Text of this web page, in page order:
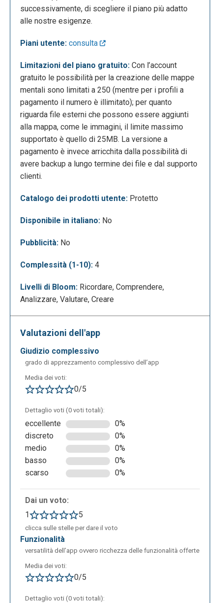
Accedendo, invece, alla propria sezione personale, il
sito ci mostrerà la pagina seguente, nella quale
potremo creare le nostre mappe mentali a partire da
una pagina vuota oppure seguendo dei template già
presenti.
template tra cui scegliere:
successivamente, di scegliere il piano più adatto
alle nostre esigenze.
Piani utente: consulta
Limitazioni del piano gratuito: Con l’account
gratuito le possibilità per la creazione delle mappe
mentali sono limitati a 250 (mentre per i profili a
pagamento il numero è illimitato); per quanto
riguarda file esterni che possono essere aggiunti
alla mappa, come le immagini, il limite massimo
supportato è quello di 25MB. La versione a
pagamento è invece arricchita dalla possibilità di
avere backup a lungo termine dei file e dal supporto
clienti.
Catalogo dei prodotti utente: Protetto
Disponibile in italiano: No
Pubblicità: No
Complessità (1-10): 4
Livelli di Bloom: Ricordare, Comprendere,
Analizzare, Valutare, Creare
Valutazioni dell'app
giudizio complessivo
grado di apprezzamento complessivo dell’app
Media dei voti:
0/5
Dettaglio voti (0 voti totali):
eccellente
0%
discreto
0%
medio
0%
basso
0%
scarso
0%
Dai un voto:
1
5
clicca sulle stelle per dare il voto
funzionalità
versatilità dell’app ovvero ricchezza delle funzionalità offerte
Media dei voti:
0/5
Dettaglio voti (0 voti totali):